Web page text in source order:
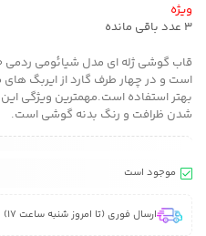
ویژه
3 عدد باقی مانده
است و در چهار طرف گارد از ایربگ
بهتر استفاده است.مهمترین ویژگی
شدن ظرافت و رنگ بدنه گوشی است.
موجود است
ارسال فوری (تا امروز شنبه ساعت 17)